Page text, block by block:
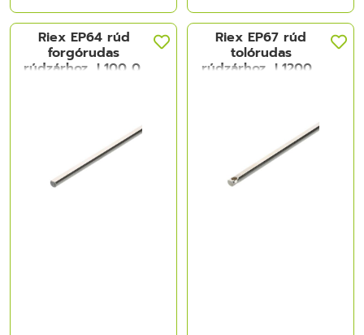
Riex EP64 rúd
forgórudas
rúdzárhoz, L100 0,
Riex EP67 rúd
tolórudas
rúdzárhoz, L1200 ,